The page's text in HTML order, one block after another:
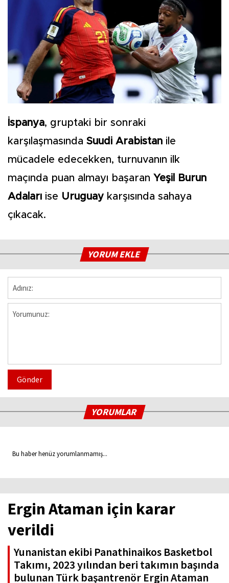
İspanya, gruptaki bir sonraki
karşılaşmasında Suudi Arabistan ile
mücadele edecekken, turnuvanın ilk
maçında puan almayı başaran Yeşil Burun
Adaları ise Uruguay karşısında sahaya
çıkacak.
YORUM EKLE
Gönder
YORUMLAR
Bu haber henüz yorumlanmamış...
Ergin Ataman için karar
verildi
Yunanistan ekibi Panathinaikos Basketbol
Takımı, 2023 yılından beri takımın başında
bulunan Türk başantrenör Ergin Ataman